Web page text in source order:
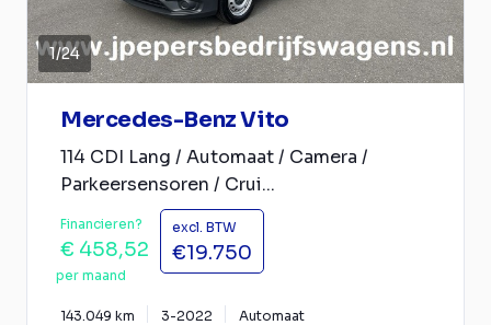
1/24
Mercedes-Benz Vito
114 CDI Lang / Automaat / Camera /
Parkeersensoren / Crui...
Financieren?
€ 458,52
per maand
excl. BTW
€19.750
143.049 km 3-2022 Automaat